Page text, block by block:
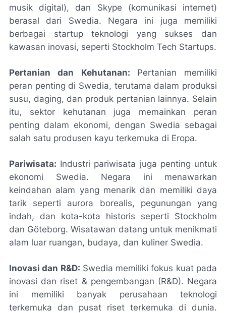
musik digital), dan Skype (komunikasi internet)
berasal dari Swedia. Negara ini juga memiliki
berbagai startup teknologi yang sukses dan
kawasan inovasi, seperti Stockholm Tech Startups.
Pertanian dan Kehutanan: Pertanian memiliki
peran penting di Swedia, terutama dalam produksi
susu, daging, dan produk pertanian lainnya. Selain
itu, sektor kehutanan juga memainkan peran
penting dalam ekonomi, dengan Swedia sebagai
salah satu produsen kayu terkemuka di Eropa.
Pariwisata: Industri pariwisata juga penting untuk
ekonomi Swedia. Negara ini menawarkan
keindahan alam yang menarik dan memiliki daya
tarik seperti aurora borealis, pegunungan yang
indah, dan kota-kota historis seperti Stockholm
dan Göteborg. Wisatawan datang untuk menikmati
alam luar ruangan, budaya, dan kuliner Swedia.
Inovasi dan R&D: Swedia memiliki fokus kuat pada
inovasi dan riset & pengembangan (R&D). Negara
ini memiliki banyak perusahaan teknologi
terkemuka dan pusat riset terkemuka di dunia.